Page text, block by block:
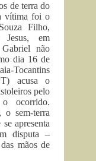
de terra do
vítima foi o
Filho,
Jesus, em
não
dia 16 de
Tocantins
acusa o
pelo
o ocorrido.
o sem-terra
apresenta
disputa –
mãos de